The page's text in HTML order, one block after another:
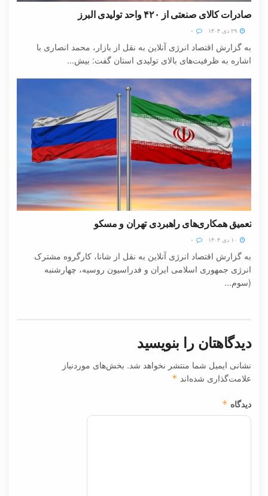
صادرات کالای صنعتی از ۴۲۰ واحد تولیدی البرز
به گزارش اقتصاد انرژی آنلاین به نقل از بازار، محمد انصاری با
اشاره به ظرفیت‌های بالای تولیدی استان گفت: بیش...
تعمیق همکاری‌های راهبردی تهران و مسکو
به گزارش اقتصاد انرژی آنلاین به نقل از شانا، کارگروه مشترک
انرژی جمهوری اسلامی ایران و فدراسیون روسیه، چهارشنبه
(سوم...
دیدگاهتان را بنویسید
نشانی ایمیل شما منتشر نخواهد شد. بخش‌های موردنیاز
علامت‌گذاری شده‌اند *
دیدگاه *